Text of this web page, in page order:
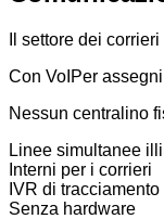
Il settore dei
Con VoIPer
Nessun centralino
Linee simultanee
Interni per i corrieri
IVR di tracciamento
Senza hardware